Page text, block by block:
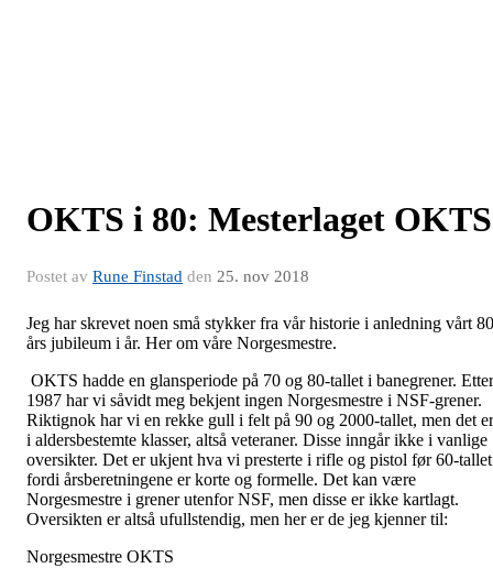
OKTS i 80: Mesterlaget OKTS
Postet av Rune Finstad den 25. nov 2018
Jeg har skrevet noen små stykker fra vår historie i anledning vårt
års jubileum i år. Her om våre Norgesmestre.
OKTS hadde en glansperiode på 70 og 80-tallet i banegrener. Etter
1987 har vi såvidt meg bekjent ingen Norgesmestre i NSF-grener.
Riktignok har vi en rekke gull i felt på 90 og 2000-tallet, men det er
i aldersbestemte klasser, altså veteraner. Disse inngår ikke i vanlige
oversikter. Det er ukjent hva vi presterte i rifle og pistol før 60-tallet
fordi årsberetningene er korte og formelle. Det kan være
Norgesmestre i grener utenfor NSF, men disse er ikke kartlagt.
Oversikten er altså ufullstendig, men her er de jeg kjenner til:
Norgesmestre OKTS